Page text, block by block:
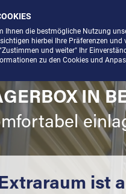
Menü
IN
ist
Ihnen die bestmögliche Nutzung
hierbei Ihre Präferenzen
und weiter" Ihr
zu den Cookies und